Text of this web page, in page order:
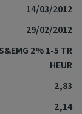
14/03/2012
29/02/2012
2% 1-5 TR
HEUR
2,83
2,14